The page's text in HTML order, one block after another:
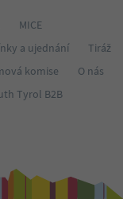
MICE
a ujednání
Tiráž
komise
O nás
Tyrol B2B